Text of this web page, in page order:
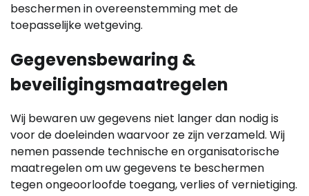
beschermen in overeenstemming met de
toepasselijke wetgeving.
Gegevensbewaring &
beveiligingsmaatregelen
Wij bewaren uw gegevens niet langer dan nodig is
voor de doeleinden waarvoor ze zijn verzameld. Wij
nemen passende technische en organisatorische
maatregelen om uw gegevens te beschermen
tegen ongeoorloofde toegang, verlies of vernietiging.